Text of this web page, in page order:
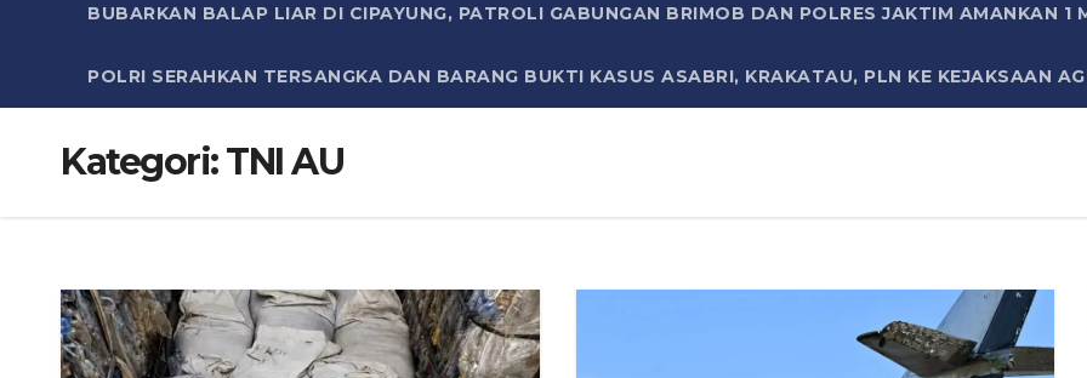
BUBARKAN BALAP LIAR DI CIPAYUNG, PATROLI GABUNGAN BRIMOB DAN POLRES JAKTIM AMANKAN 1
POLRI SERAHKAN TERSANGKA DAN BARANG BUKTI KASUS ASABRI, KRAKATAU, PLN KE KEJAKSAAN
Kategori:TNI AU